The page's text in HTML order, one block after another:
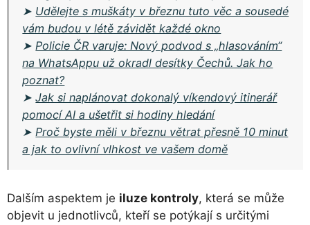
➤ Udělejte s muškáty v březnu tuto věc a sousedé
vám budou v létě závidět každé okno
➤ Policie ČR varuje: Nový podvod s „hlasováním“
na WhatsAppu už okradl desítky Čechů. Jak ho
poznat?
➤Jak si naplánovat dokonalý víkendový itinerář
pomocí AI a ušetřit si hodiny hledání
➤ Proč byste měli v březnu větrat přesně 10 minut
a jak to ovlivní vlhkost ve vašem domě
Dalším aspektem je iluze kontroly, která se může
objevit u jednotlivců, kteří se potýkají s určitými